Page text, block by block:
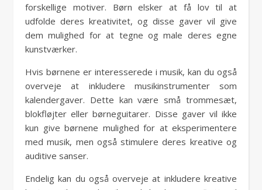
forskellige motiver. Børn elsker at få lov til at
udfolde deres kreativitet, og disse gaver vil give
dem mulighed for at tegne og male deres egne
kunstværker.
Hvis børnene er interesserede i musik, kan du også
overveje at inkludere musikinstrumenter som
kalendergaver. Dette kan være små trommesæt,
blokfløjter eller børneguitarer. Disse gaver vil ikke
kun give børnene mulighed for at eksperimentere
med musik, men også stimulere deres kreative og
auditive sanser.
Endelig kan du også overveje at inkludere kreative